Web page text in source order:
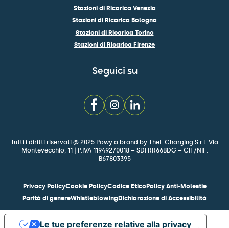
Stazioni di Ricarica Venezia
Stazioni di Ricarica Bologna
Stazioni di Ricarica Torino
Stazioni di Ricarica Firenze
Seguici su
Tutti i diritti riservati @ 2025 Powy a brand by TheF Charging S.r.l. Via
Montevecchio, 11 | P.IVA 11949270018 – SDI RR66BDG – CIF/NIF:
B67803395
Privacy PolicyCookie PolicyCodice EticoPolicy Anti-Molestie
Parità di genereWhistleblowingDichiarazione di Accessibilità
Le tue preferenze relative alla privacy